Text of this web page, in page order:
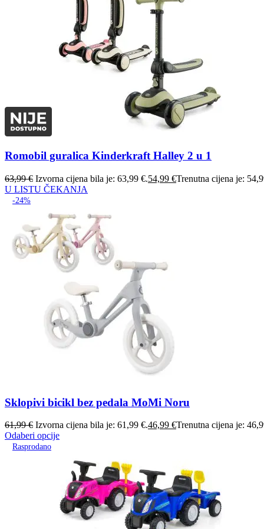
Romobil guralica Kinderkraft Halley 2 u 1
63,99€ Izvorna cijena bila je: 63,99 €.54,99 €Trenutna cijena je:
U LISTU ČEKANJA
-24%
Sklopivi bicikl bez pedala MoMi Noru
61,99€ Izvorna cijena bila je: 61,99 €.46,99 €Trenutna cijena je:
Odaberi opcije
Rasprodano